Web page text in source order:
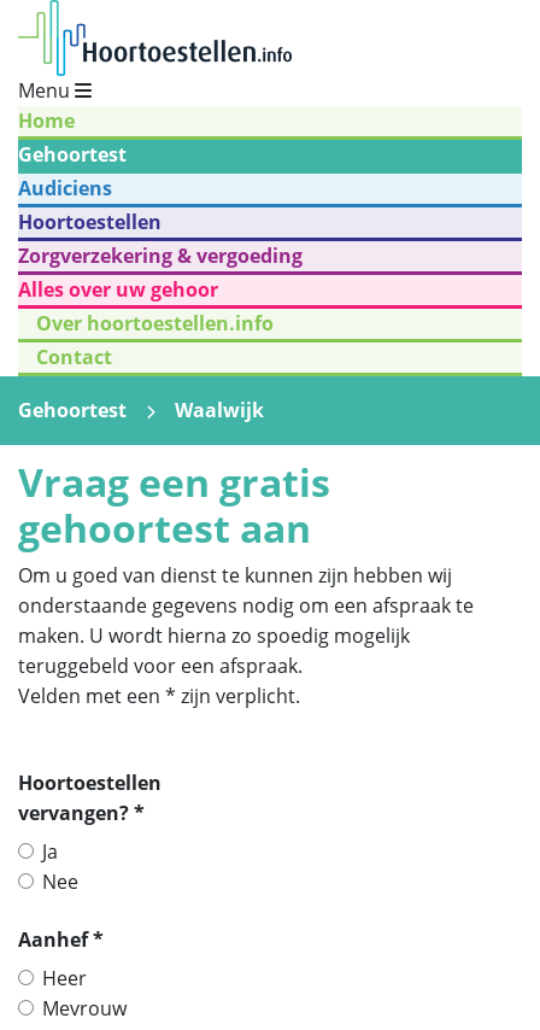
Menu
Home
Gehoortest
Audiciens
Hoortoestellen
Zorgverzekering & vergoeding
Alles over uw gehoor
Over hoortoestellen.info
Contact
Gehoortest
Waalwijk
Vraag een gratis
gehoortest aan
Om u goed van dienst te kunnen zijn hebben wij
onderstaande gegevens nodig om een afspraak te
maken. U wordt hierna zo spoedig mogelijk
teruggebeld voor een afspraak.
Velden met een * zijn verplicht.
Hoortoestellen
vervangen? *
Ja
Nee
Aanhef *
Heer
Mevrouw